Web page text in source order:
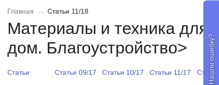
Главная → Статьи 11/18
Материалы и техника для
дом. Благоустройство>
Статьи Статьи 09/17 Статьи 10/17 Статьи 11/17 Нашли ошибку?